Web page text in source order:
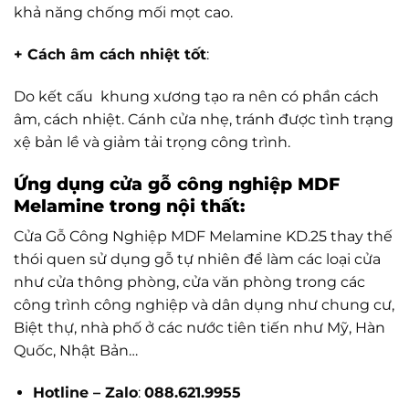
khả năng chống mối mọt cao.
+ Cách âm cách nhiệt tốt:
Do kết cấu khung xương tạo ra nên có phần cách
âm, cách nhiệt. Cánh cửa nhẹ, tránh được tình trạng
xệ bản lề và giảm tải trọng công trình.
Ứng dụng cửa gỗ công nghiệp MDF
Melamine trong nội thất:
Cửa Gỗ Công Nghiệp MDF Melamine KD.25 thay thế
thói quen sử dụng gỗ tự nhiên để làm các loại cửa
như cửa thông phòng, cửa văn phòng trong các
công trình công nghiệp và dân dụng như chung cư,
Biệt thự, nhà phố ở các nước tiên tiến như Mỹ, Hàn
Quốc, Nhật Bản…
Hotline – Zalo: 088.621.9955